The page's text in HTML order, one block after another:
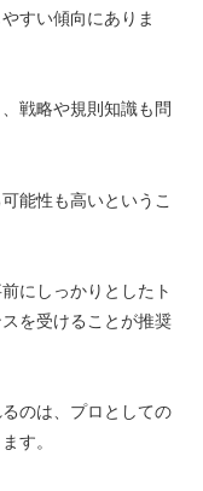
すい傾向にありま
戦略や規則知識も問
能性も高いというこ
にしっかりとしたト
を受けることが推奨
のは、プロとしての
す。